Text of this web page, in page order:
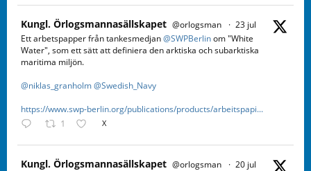
Kungl. Örlogsmannasällskapet @orlogsman · 23 jul
Ett arbetspapper från tankesmedjan@SWPBerlinom "White
Water", som ett sätt att definiera den arktiska och subarktiska
maritima miljön.
@niklas_granholm@Swedish_Navy
https://www.swp-berlin.org/publications/products/arbeitspapi...
1 X
Kungl. Örlogsmannasällskapet @orlogsman · 20 jul